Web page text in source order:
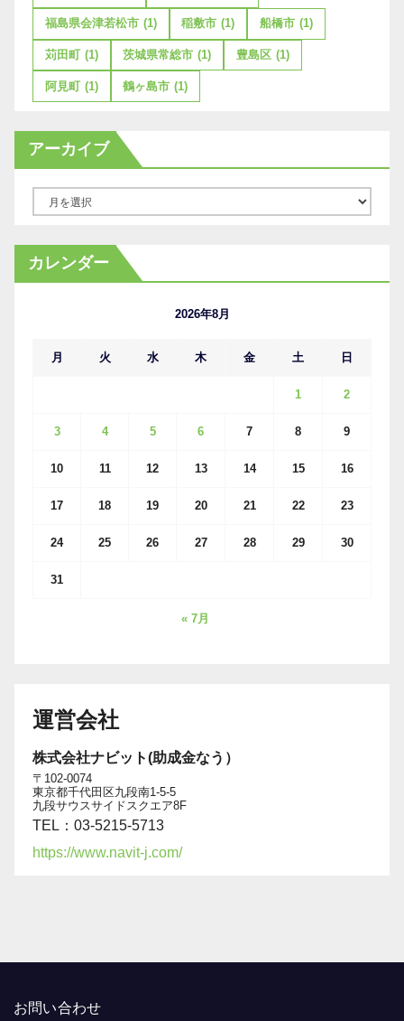
福島県会津若松市 (1) 稲敷市 (1) 船橋市 (1)
苅田町 (1) 茨城県常総市 (1) 豊島区 (1)
阿見町 (1) 鶴ヶ島市 (1)
アーカイブ
カ
イ
カレンダー
2026年8月
月 火 水 木 金 土 日
1 2
3 4 5 6 7 8 9
10 11 12 13 14 15 16
17 18 19 20 21 22 23
24 25 26 27 28 29 30
31
« 7月
運営会社
株式会社ナビット(助成金なう）
〒102-0074
東京都千代田区九段南1-5-5
九段サウスサイドスクエア8F
TEL：03-5215-5713
https://www.navit-j.com/
お問い合わせ